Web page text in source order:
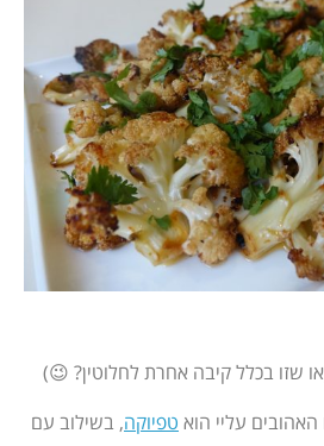
שזו בכלל קיבה אחרת לחלוטין? 😉)
עליי הוא טפיוקה, בשילוב עם